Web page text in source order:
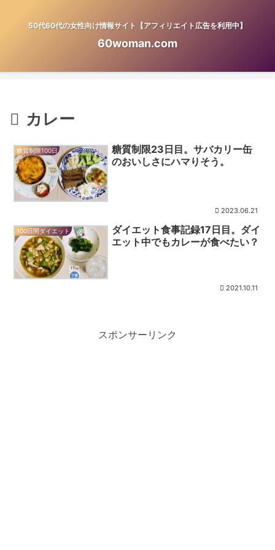
50代60代の女性向け情報サイト【アフィリエイト広告を利用中】
60woman.com
カレー
糖質制限100日
糖質制限23日目。サバカリー缶
のおいしさにハマりそう。
2023.06.21
100日間ダイエット
ダイエット食事記録17日目。ダイ
エット中でもカレーが食べたい？
2021.10.11
スポンサーリンク